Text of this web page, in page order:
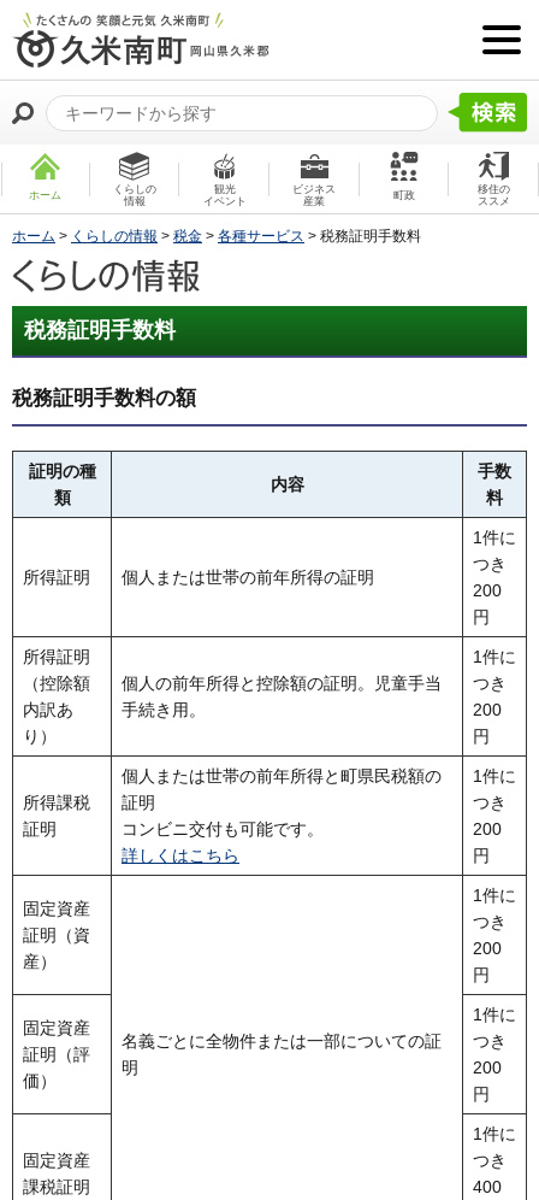
ホーム
くらしの
情報
観光
イベント
ビジネス
産業
町政
移住の
ススメ
ホーム > くらしの情報 > 税金 > 各種サービス > 税務証明手数料
税務証明手数料
税務証明手数料の額
証明の種
類
内容
手数
料
所得証明 個人または世帯の前年所得の証明
1件に
つき
200
円
所得証明
（控除額
内訳あ
り）
個人の前年所得と控除額の証明。児童手当
手続き用。
1件に
つき
200
円
所得課税
証明
個人または世帯の前年所得と町県民税額の
証明
コンビニ交付も可能です。
詳しくはこちら
1件に
つき
200
円
固定資産
証明（資
産）
名義ごとに全物件または一部についての証
明
1件に
つき
200
円
固定資産
証明（評
価）
1件に
つき
200
円
固定資産
課税証明
1件に
つき
400